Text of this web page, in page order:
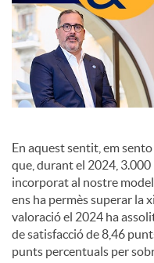
c
i
a
l
s
En aquest sentit, em
que, durant el 2024, 3.000
incorporat al nostre
ens ha permès superar la
valoració el 2024 ha
de satisfacció de 8,46
punts percentuals per